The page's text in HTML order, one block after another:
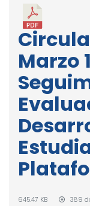
Marzo
645.47 KB 389